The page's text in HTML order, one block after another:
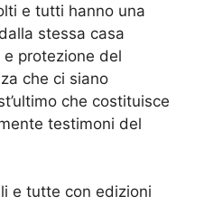
e tutti hanno una
stessa casa
protezione del
che ci siano
che costituisce
testimoni del
e tutte con edizioni